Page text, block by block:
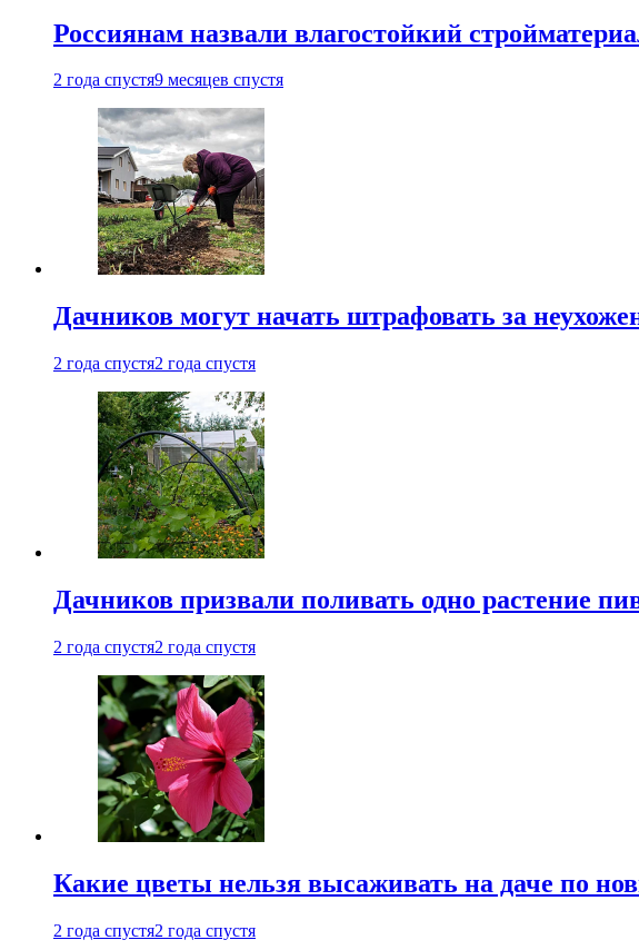
Россиянам назвали влагостойкий
2 года спустя9 месяцев спустя
Дачников могут начать штрафовать за
2 года спустя2 года спустя
Дачников призвали поливать одно растение
2 года спустя2 года спустя
Какие цветы нельзя высаживать на даче по
2 года спустя2 года спустя